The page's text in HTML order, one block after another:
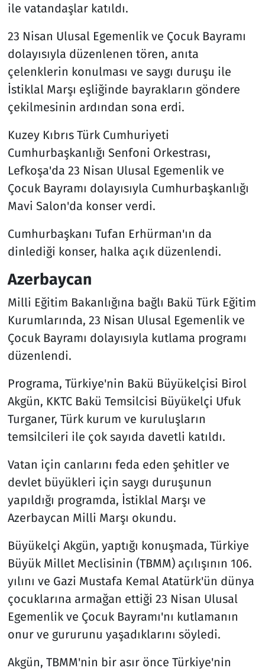
ile vatandaşlar katıldı.
​​​​23 Nisan Ulusal Egemenlik ve Çocuk Bayramı
dolayısıyla düzenlenen tören, anıta
çelenklerin konulması ve saygı duruşu ile
İstiklal Marşı eşliğinde bayrakların göndere
çekilmesinin ardından sona erdi.​​​​​​​
Kuzey Kıbrıs Türk Cumhuriyeti
Cumhurbaşkanlığı Senfoni Orkestrası,
Lefkoşa'da 23 Nisan Ulusal Egemenlik ve
Çocuk Bayramı dolayısıyla Cumhurbaşkanlığı
Mavi Salon'da konser verdi.
Cumhurbaşkanı Tufan Erhürman'ın da
dinlediği konser, halka açık düzenlendi.
Azerbaycan
Milli Eğitim Bakanlığına bağlı Bakü Türk Eğitim
Kurumlarında, 23 Nisan Ulusal Egemenlik ve
Çocuk Bayramı dolayısıyla kutlama programı
düzenlendi.
Programa, Türkiye'nin Bakü Büyükelçisi Birol
Akgün, KKTC Bakü Temsilcisi Büyükelçi Ufuk
Turganer, Türk kurum ve kuruluşların
temsilcileri ile çok sayıda davetli katıldı.
Vatan için canlarını feda eden şehitler ve
devlet büyükleri için saygı duruşunun
yapıldığı programda, İstiklal Marşı ve
Azerbaycan Milli Marşı okundu.
Büyükelçi Akgün, yaptığı konuşmada, Türkiye
Büyük Millet Meclisinin (TBMM) açılışının 106.
yılını ve Gazi Mustafa Kemal Atatürk'ün dünya
çocuklarına armağan ettiği 23 Nisan Ulusal
Egemenlik ve Çocuk Bayramı'nı kutlamanın
onur ve gururunu yaşadıklarını söyledi.
Akgün, TBMM'nin bir asır önce Türkiye'nin